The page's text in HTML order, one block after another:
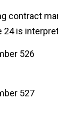
contract
24 is
526
527